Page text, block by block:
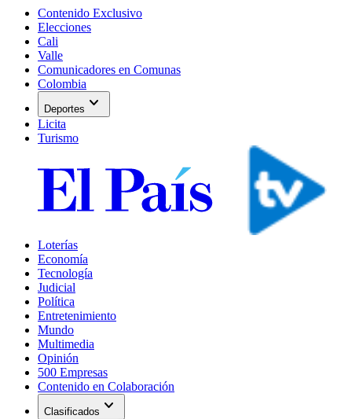
Contenido Exclusivo
Elecciones
Cali
Valle
Comunicadores en Comunas
Colombia
Deportes expand_more
Licita
Turismo
Loterías
Economía
Tecnología
Judicial
Política
Entretenimiento
Mundo
Multimedia
Opinión
500 Empresas
Contenido en Colaboración
Clasificados expand_more